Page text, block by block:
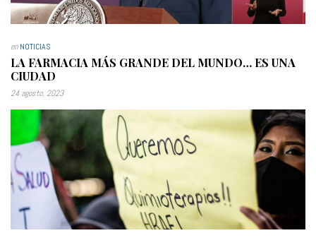
enNOTICIAS
LA FARMACIA MÁS GRANDE DEL MUNDO… ES UNA
CIUDAD
24 agosto, 2023